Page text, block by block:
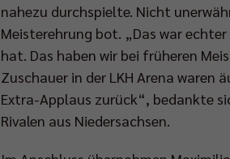
nahezu durchspielte. Nicht
Meisterehrung bot. „Das war
hat. Das haben wir bei früheren
Zuschauer in der LKH Arena
Extra-Applaus zurück“, bedankte
Rivalen aus Niedersachsen.